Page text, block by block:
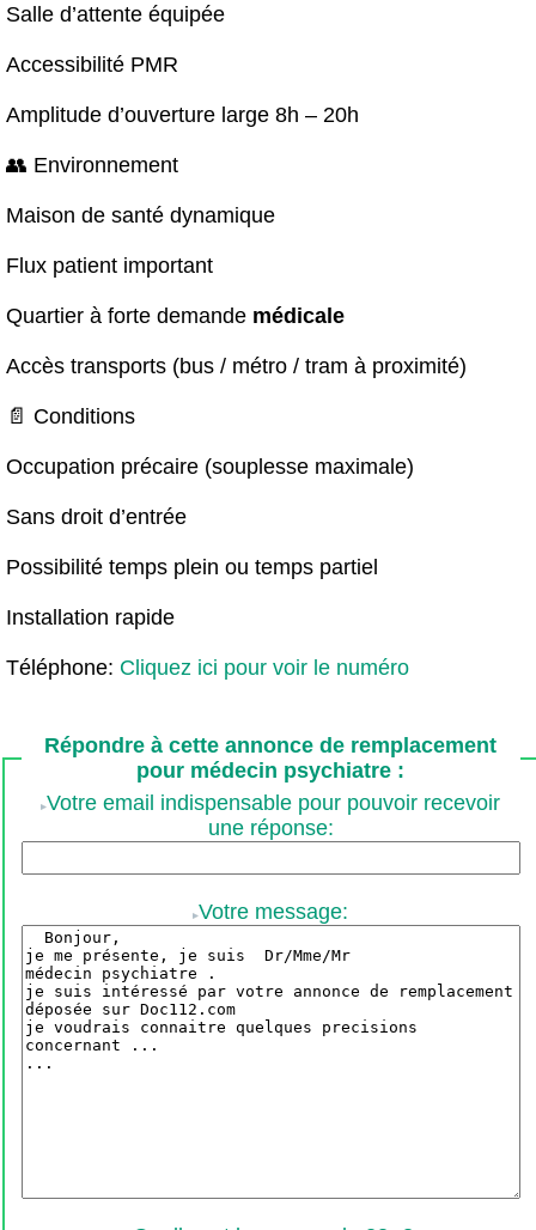
Salle d’attente équipée
Accessibilité PMR
Amplitude d’ouverture large 8h – 20h
👥 Environnement
Maison de santé dynamique
Flux patient important
Quartier à forte demande médical e
Accès transports (bus / métro / tram à proximité)
📄 Conditions
Occupation précaire (souplesse maximale)
Sans droit d’entrée
Possibilité temps plein ou temps partiel
Installation rapide
Téléphone: Cliquez ici pour voir le numéro
Répondre à cette annonce de remplacement
pour médecin psychiatre :
Votre email indispensable pour pouvoir recevoir
une réponse:
Votre message: